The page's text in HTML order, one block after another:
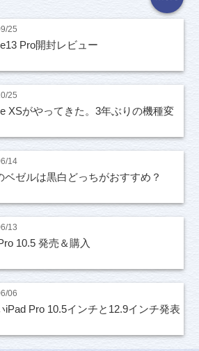
25
Pro開封レビュー
25
XSがやってきた。3年ぶりの機種変
14
ベゼルは黒白どっちがおすすめ？
13
10.5 発売＆購入
06
iPad Pro 10.5インチと12.9インチ発表